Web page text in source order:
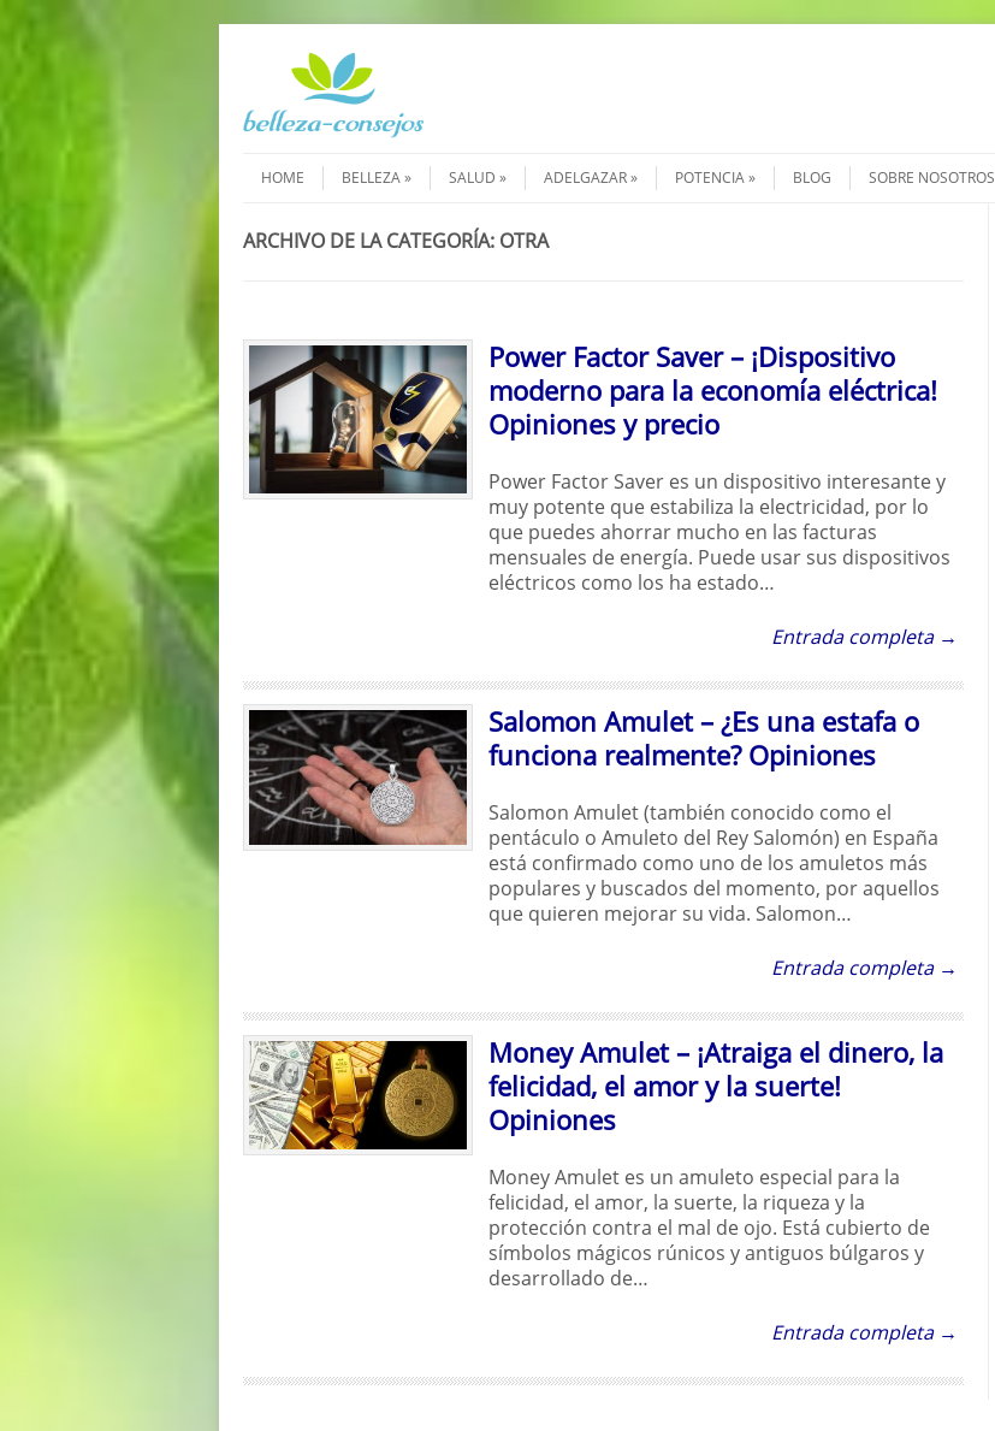
Menú
HOME
BELLEZA SALUD ADELGAZAR POTENCIA BLOG SOBRE NOSOTROS
ARCHIVO DE LA CATEGORÍA: OTRA
Power Factor Saver – ¡Dispositivo
moderno para la economía eléctrica!
Opiniones y precio
Power Factor Saver es un dispositivo interesante y
muy potente que estabiliza la electricidad, por lo
que puedes ahorrar mucho en las facturas
mensuales de energía. Puede usar sus dispositivos
eléctricos como los ha estado…
Entrada completa →
Salomon Amulet – ¿Es una estafa o
funciona realmente? Opiniones
Salomon Amulet (también conocido como el
pentáculo o Amuleto del Rey Salomón) en España
está confirmado como uno de los amuletos más
populares y buscados del momento, por aquellos
que quieren mejorar su vida. Salomon…
Entrada completa →
Money Amulet – ¡Atraiga el dinero, la
felicidad, el amor y la suerte!
Opiniones
Money Amulet es un amuleto especial para la
felicidad, el amor, la suerte, la riqueza y la
protección contra el mal de ojo. Está cubierto de
símbolos mágicos rúnicos y antiguos búlgaros y
desarrollado de…
Entrada completa →